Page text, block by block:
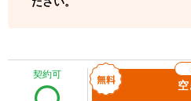
契約可